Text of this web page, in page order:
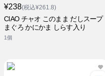
¥238(税込¥261.8)
CIAO チャオ このまま だしスープ
まぐろ かにかま しらす入り
1個